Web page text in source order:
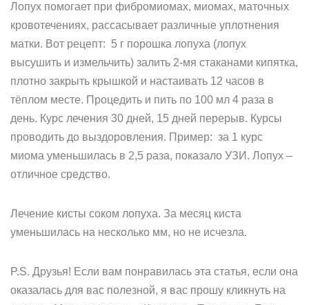
Лопух помогает при фибромиомах, миомах, маточных
кровотечениях, рассасывает различные уплотнения
матки. Вот рецепт: 5 г порошка лопуха (лопух
высушить и измельчить) залить 2-мя стаканами кипятка,
плотно закрыть крышкой и настаивать 12 часов в
тёплом месте. Процедить и пить по 100 мл 4 раза в
день. Курс лечения 30 дней, 15 дней перерыв. Курсы
проводить до выздоровления. Пример: за 1 курс
миома уменьшилась в 2,5 раза, показало УЗИ. Лопух –
отличное средство.
Лечение кисты соком лопуха. За месяц киста
уменьшилась на несколько мм, но не исчезла.
P.S. Друзья! Если вам понравилась эта статья, если она
оказалась для вас полезной, я вас прошу кликнуть на